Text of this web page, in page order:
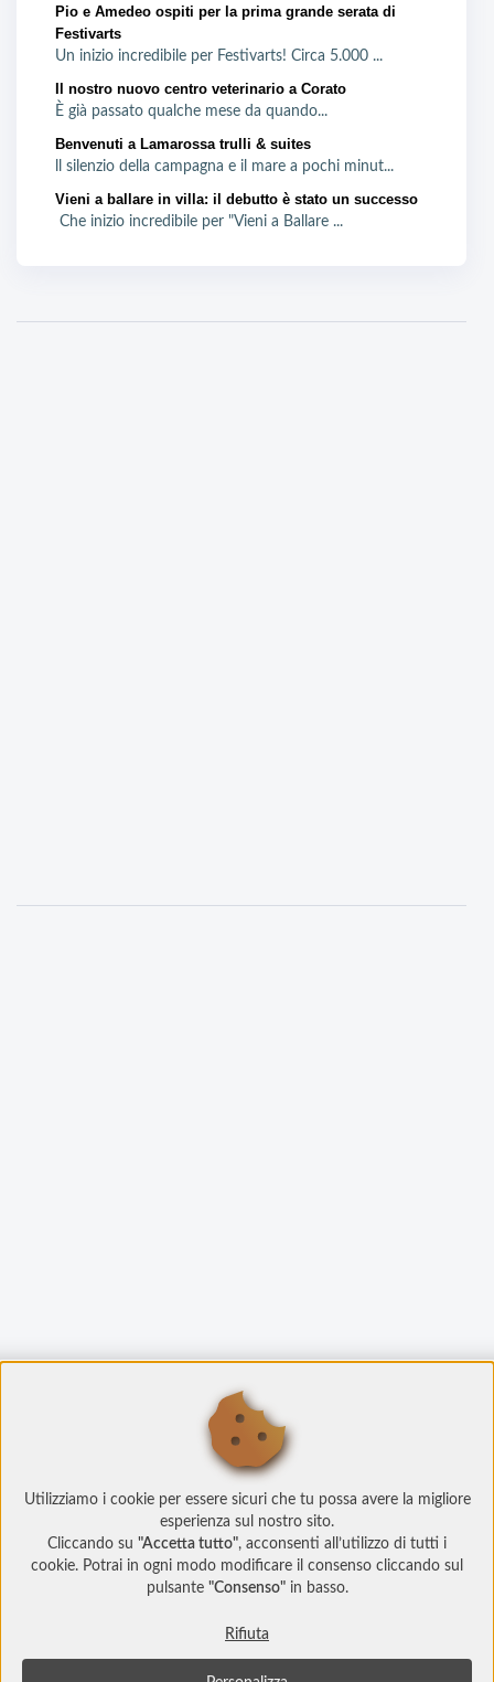
Pio e Amedeo ospiti per la prima grande serata di
Festivarts
Un inizio incredibile per Festivarts! Circa 5.000 ...
Il nostro nuovo centro veterinario a Corato
È già passato qualche mese da quando...
Benvenuti a Lamarossa trulli & suites
ll silenzio della campagna e il mare a pochi minut...
Vieni a ballare in villa: il debutto è stato un successo
Che inizio incredibile per "Vieni a Ballare ...
Utilizziamo i cookie per essere sicuri che tu possa avere la migliore
esperienza sul nostro sito.
Cliccando su "Accetta tutto", acconsenti all’utilizzo di tutti i
cookie. Potrai in ogni modo modificare il consenso cliccando sul
pulsante "Consenso"in basso.
Rifiuta